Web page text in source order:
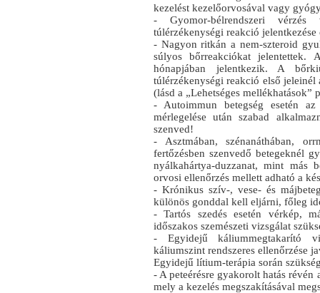
kezelést kezelőorvosával vagy
- Gyomor-bélrendszeri
túlérzékenységi reakció
- Nagyon ritkán a nem‑szteroid
súlyos bőrreakciókat jelentettek.
hónapjában jelentkezik. A
túlérzékenységi reakció első
(lásd a „Lehetséges mellékhatások”
- Autoimmun betegség esetén
mérlegelése után szabad
szenved!
- Asztmában, szénanáthában,
fertőzésben szenvedő betegeknél
nyálkahártya‑duzzanat, mint más
orvosi ellenőrzés mellett adható a
- Krónikus szív-, vese- és
különös gonddal kell eljárni, főleg
- Tartós szedés esetén vérkép,
időszakos szemészeti vizsgálat
- Egyidejű káliummegtakarító
káliumszint rendszeres ellenőrzése
Egyidejű lítium-terápia során
- A peteérésre gyakorolt hatás
mely a kezelés megszakításával